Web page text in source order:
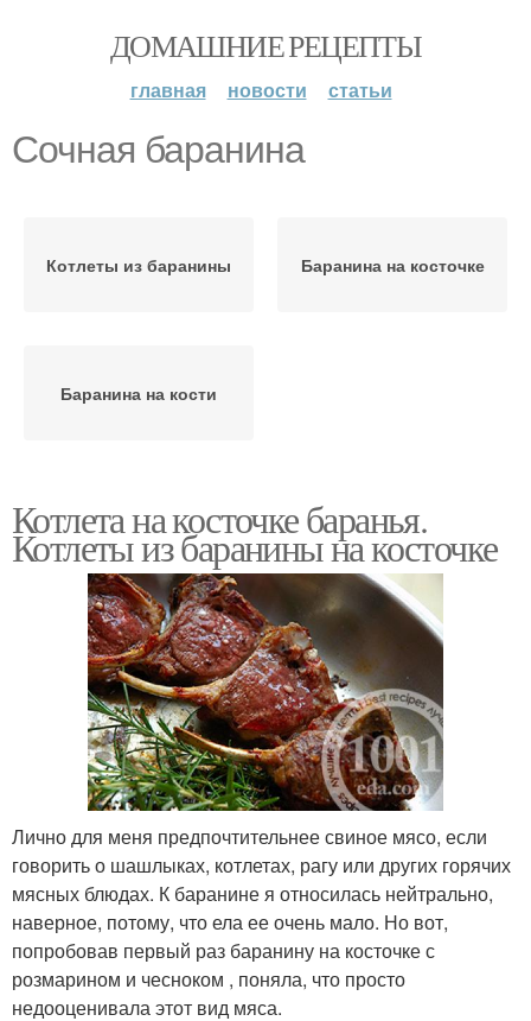
ДОМАШНИЕ РЕЦЕПТЫ
главная новости статьи
Сочная баранина
Котлеты из баранины Баранина на косточке
Баранина на кости
Котлета на косточке баранья.
Котлеты из баранины на косточке
Лично для меня предпочтительнее свиное мясо, если
говорить о шашлыках, котлетах, рагу или других горячих
мясных блюдах. К баранине я относилась нейтрально,
наверное, потому, что ела ее очень мало. Но вот,
попробовав первый раз баранину на косточке с
розмарином и чесноком , поняла, что просто
недооценивала этот вид мяса.